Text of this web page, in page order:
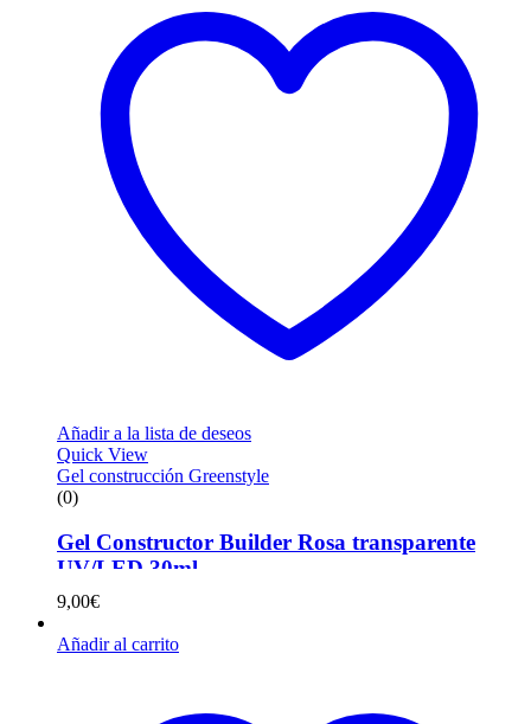
Añadir a la lista de deseos
Quick View
Gel construcción Greenstyle
(0)
Gel Constructor Builder Rosa transparente
UV/LED 30ml
9,00€
Añadir al carrito